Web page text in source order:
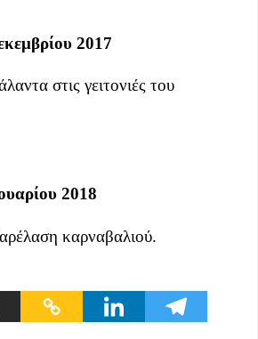
2017
στις γειτονιές του
2018
καρναβαλιού.